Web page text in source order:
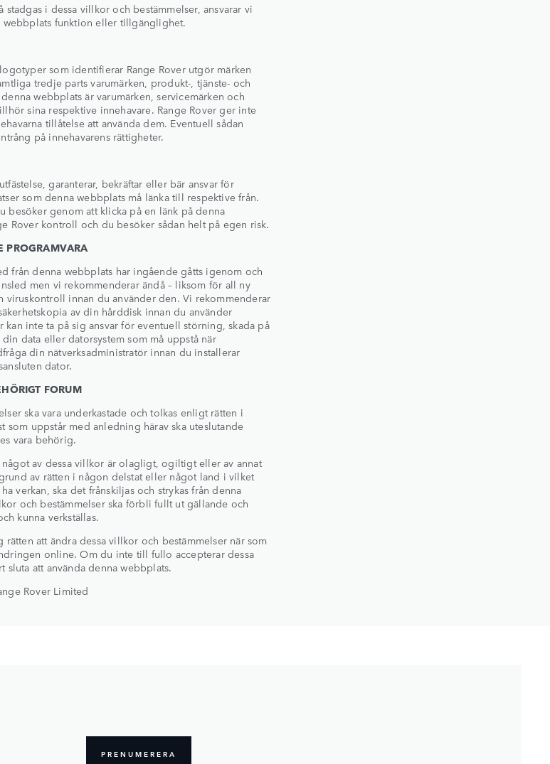
i dessa villkor och bestämmelser, ansvarar vi
webbplats funktion eller tillgänglighet.
som identifierar Range Rover utgör märken
tredje parts varumärken, produkt-, tjänste- och
webbplats är varumärken, servicemärken och
sina respektive innehavare. Range Rover ger inte
tillåtelse att använda dem. Eventuell sådan
på innehavarens rättigheter.
garanterar, bekräftar eller bär ansvar för
som denna webbplats må länka till respektive från.
besöker genom att klicka på en länk på denna
Rover kontroll och du besöker sådan helt på egen risk.
PROGRAMVARA
från denna webbplats har ingående gåtts igenom och
men vi rekommenderar ändå – liksom för all ny
viruskontroll innan du använder den. Vi rekommenderar
av din hårddisk innan du använder
kan inte ta på sig ansvar för eventuell störning, skada på
data eller datorsystem som må uppstå när
din nätverksadministratör innan du installerar
dator.
FORUM
ska vara underkastade och tolkas enligt rätten i
som uppstår med anledning härav ska uteslutande
vara behörig.
något av dessa villkor är olagligt, ogiltigt eller av annat
av rätten i någon delstat eller något land i vilket
verkan, ska det frånskiljas och strykas från denna
och bestämmelser ska förbli fullt ut gällande och
kunna verkställas.
rätten att ändra dessa villkor och bestämmelser när som
online. Om du inte till fullo accepterar dessa
att använda denna webbplats.
Rover Limited
PRENUMERERA